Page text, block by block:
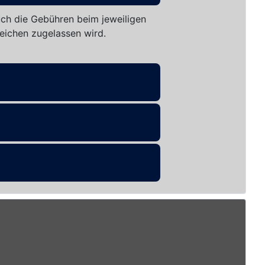
die Gebühren beim jeweiligen
zugelassen wird.